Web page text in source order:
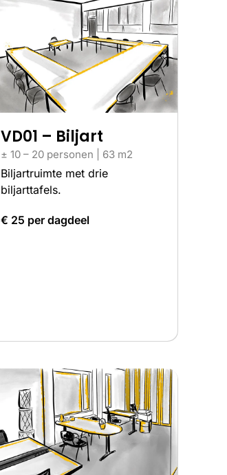
VD01 – Biljart
± 10 – 20 personen | 63 m2
Biljartruimte met drie
biljarttafels.
€ 25 per dagdeel